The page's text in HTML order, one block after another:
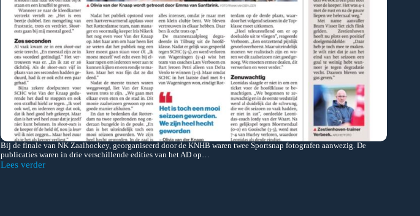
Bij de finale van NK Zaalhockey, georganiseerd door de KNHB waren twee Sportsnap fotografen aanwezig. De
publicaties waren in drie verschillende edities van het AD op…
Lees verder
AD